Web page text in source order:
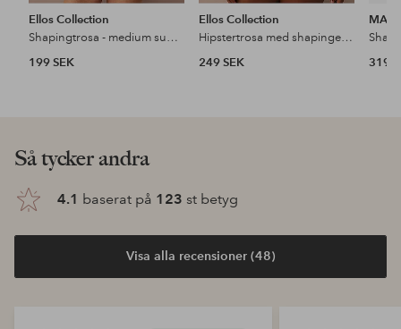
Ellos Collection
Shapingtrosa - medium support
199 SEK
Ellos Collection
Hipstertrosa med shapingeffekt
249 SEK
319
Så tycker andra
4.1 baserat på 123 st betyg
Visa alla recensioner (48)